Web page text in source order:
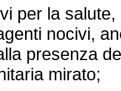
per la
nocivi,
presenza
mirato;